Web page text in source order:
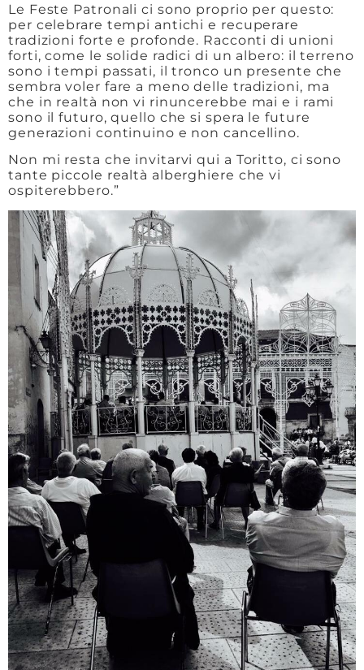
Le Feste Patronali ci sono proprio per questo:
per celebrare tempi antichi e recuperare
tradizioni forte e profonde. Racconti di unioni
forti, come le solide radici di un albero: il terreno
sono i tempi passati, il tronco un presente che
sembra voler fare a meno delle tradizioni, ma
che in realtà non vi rinuncerebbe mai e i rami
sono il futuro, quello che si spera le future
generazioni continuino e non cancellino.
Non mi resta che invitarvi qui a Toritto, ci sono
tante piccole realtà alberghiere che vi
ospiterebbero.”